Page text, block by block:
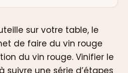
sur votre table, le
de faire du vin rouge
du vin rouge. Vinifier le
suivre une série d’étapes